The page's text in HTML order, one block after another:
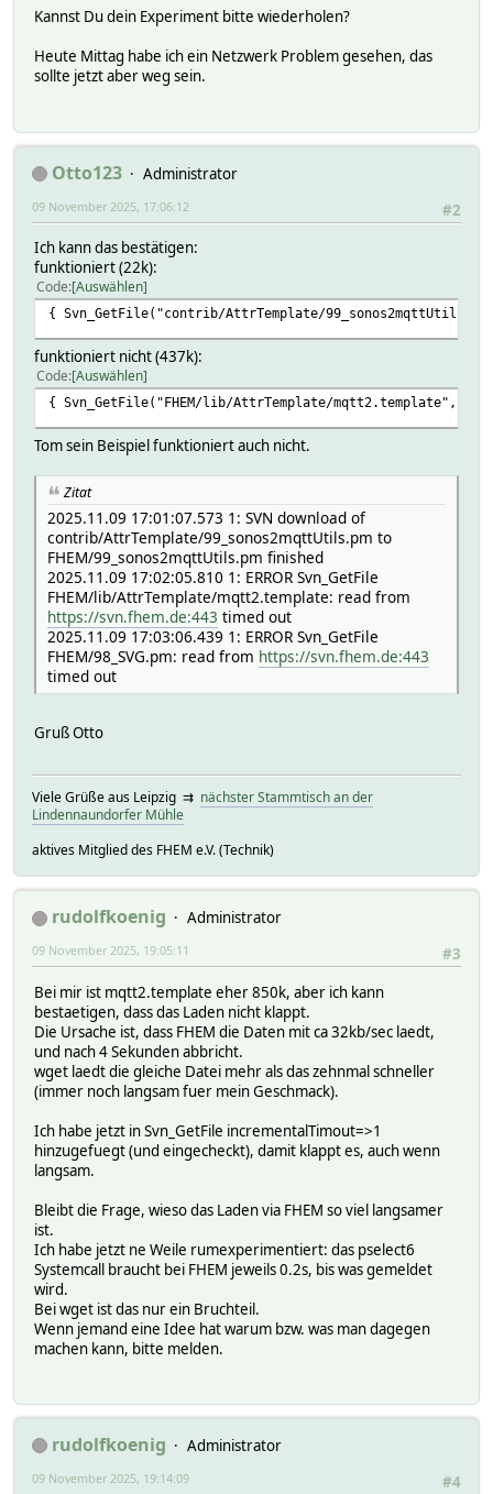
Kannst Du dein Experiment bitte wiederholen?
Heute Mittag habe ich ein Netzwerk Problem gesehen, das
sollte jetzt aber weg sein.
Otto123
Administrator
#2
09 November 2025, 17:06:12
Ich kann das bestätigen:
funktioniert (22k):
Code Auswählen
{ Svn_GetFile("contrib/AttrTemplate/
funktioniert nicht (437k):
Code Auswählen
{ Svn_GetFile("FHEM/lib/AttrTemplate/mqtt2.template",
Tom sein Beispiel funktioniert auch nicht.
Zitat
2025.11.09 17:01:07.573 1: SVN download of
contrib/AttrTemplate/99_sonos2mqttUtils.pm to
FHEM/99_sonos2mqttUtils.pm finished
2025.11.09 17:02:05.810 1: ERROR Svn_GetFile
FHEM/lib/AttrTemplate/mqtt2.template: read from
https://svn.fhem.de:443 timed out
2025.11.09 17:03:06.439 1: ERROR Svn_GetFile
FHEM/98_SVG.pm: read from https://svn.fhem.de:443
timed out
Gruß Otto
Viele Grüße aus Leipzig ⇉ nächster Stammtisch an der
Lindennaundorfer Mühle
aktives Mitglied des FHEM e.V. (Technik)
rudolfkoenig
Administrator
#3
09 November 2025, 19:05:11
Bei mir ist mqtt2.template eher 850k, aber ich kann
bestaetigen, dass das Laden nicht klappt.
Die Ursache ist, dass FHEM die Daten mit ca 32kb/sec laedt,
und nach 4 Sekunden abbricht.
wget laedt die gleiche Datei mehr als das zehnmal schneller
(immer noch langsam fuer mein Geschmack).
Ich habe jetzt in Svn_GetFile incrementalTimout=>1
hinzugefuegt (und eingecheckt), damit klappt es, auch wenn
langsam.
Bleibt die Frage, wieso das Laden via FHEM so viel langsamer
ist.
Ich habe jetzt ne Weile rumexperimentiert: das pselect6
Systemcall braucht bei FHEM jeweils 0.2s, bis was gemeldet
wird.
Bei wget ist das nur ein Bruchteil.
Wenn jemand eine Idee hat warum bzw. was man dagegen
machen kann, bitte melden.
rudolfkoenig
Administrator
#4
09 November 2025, 19:14:09